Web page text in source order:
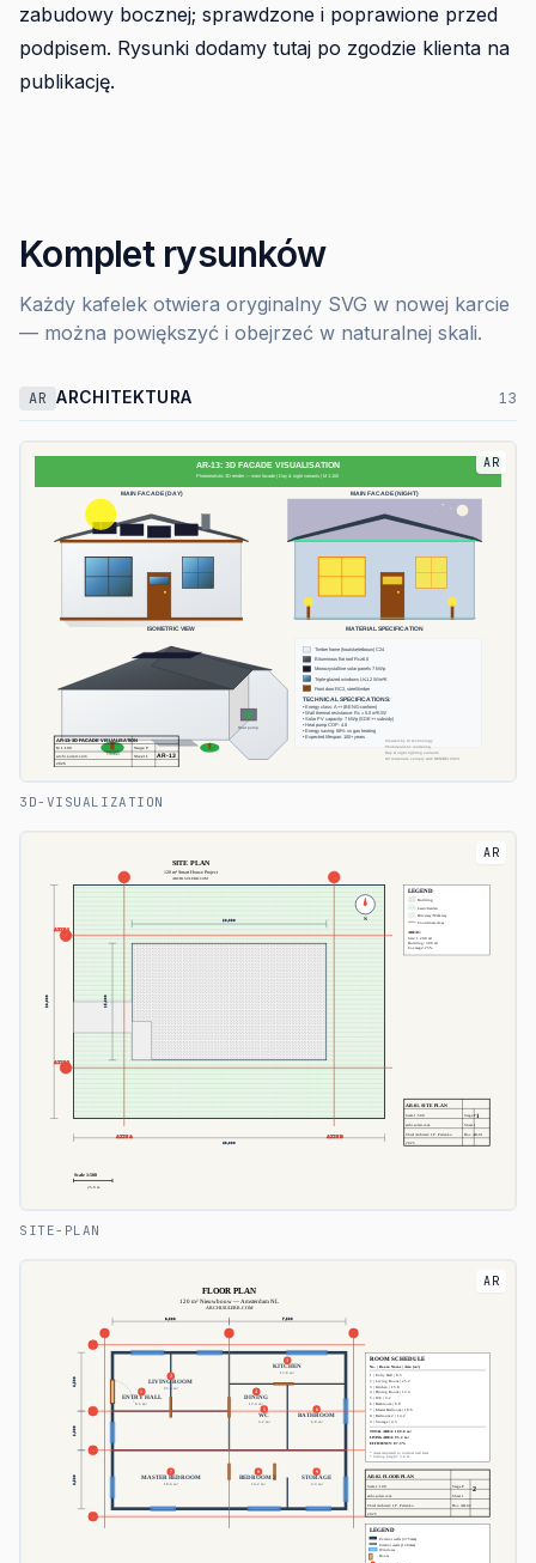
zabudowy bocznej; sprawdzone i poprawione przed
podpisem. Rysunki dodamy tutaj po zgodzie klienta na
publikację.
Komplet rysunków
Każdy kafelek otwiera oryginalny SVG w nowej karcie
— można powiększyć i obejrzeć w naturalnej skali.
AR ARCHITEKTURA 13
AR
3D-VISUALIZATION
AR
SITE-PLAN
AR